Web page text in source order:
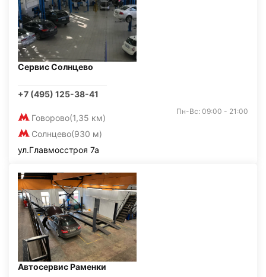
Сервис Солнцево
+7 (495) 125-38-41
Говорово(1,35 км)
Солнцево(930 м)
Пн-Вс: 09:00 - 21:00
ул.Главмосстроя 7а
Автосервис Раменки